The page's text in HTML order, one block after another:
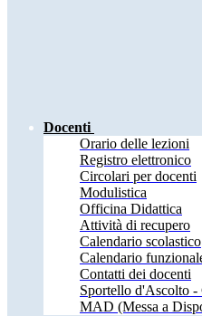
Docenti
Orario delle lezioni
Registro elettronico
Circolari per docenti
Modulistica
Officina Didattica
Attività di recupero
Calendario scolastico
Calendario
Contatti dei docenti
Sportello d'Ascolto -
MAD (Messa a